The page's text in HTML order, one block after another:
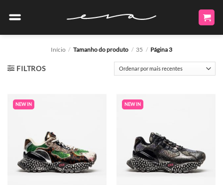
Início / Tamanho do produto / 35 / Página 3
FILTROS
NEW IN NEW IN